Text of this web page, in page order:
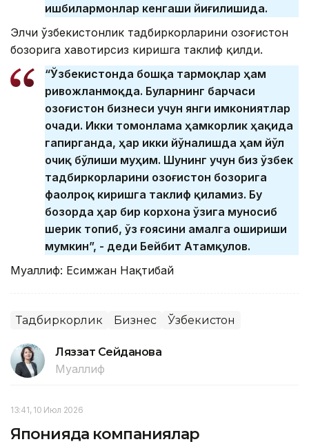
ишбилармонлар кенгаши йиғилишида.
Элчи ўзбекистонлик тадбиркорларини Қозоғистон
бозорига хавотирсиз киришга таклиф қилди.
“Ўзбекистонда бошқа тармоқлар ҳам
ривожланмоқда. Буларнинг барчаси
Қозоғистон бизнеси учун янги имкониятлар
очади. Икки томонлама ҳамкорлик ҳақида
гапирганда, ҳар икки йўналишда ҳам йўл
очиқ бўлиши муҳим. Шунинг учун биз ўзбек
тадбиркорларини Қозоғистон бозорига
фаолроқ киришга таклиф қиламиз. Бу
бозорда ҳар бир корхона ўзига муносиб
шерик топиб, ўз ғоясини амалга ошириши
мумкин”, - деди Бейбит Атамқулов.
Муаллиф: Есимжан Нақтибай
Тадбиркорлик Бизнес Ўзбекистон
Ляззат Сейданова
Муаллиф
13:41, 10 Июл 2026
Японияда компаниялар